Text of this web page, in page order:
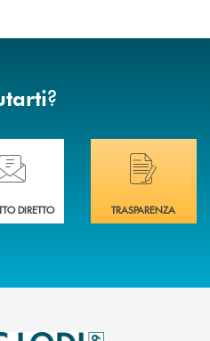
?
di assistenza immediata?
DIRETTO
Hai bisogno di
TRASPARENZA